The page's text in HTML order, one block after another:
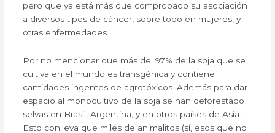
pero que ya está más que comprobado su asociación
a diversos tipos de cáncer, sobre todo en mujeres, y
otras enfermedades.
Por no mencionar que más del 97% de la soja que se
cultiva en el mundo es transgénica y contiene
cantidades ingentes de agrotóxicos. Además para dar
espacio al monocultivo de la soja se han deforestado
selvas en Brasil, Argentina, y en otros países de Asia.
Esto conlleva que miles de animalitos (sí, esos que no